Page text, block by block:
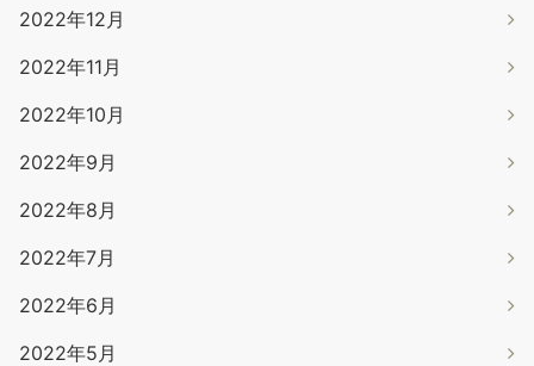
2022年12月
2022年11月
2022年10月
2022年9月
2022年8月
2022年7月
2022年6月
2022年5月